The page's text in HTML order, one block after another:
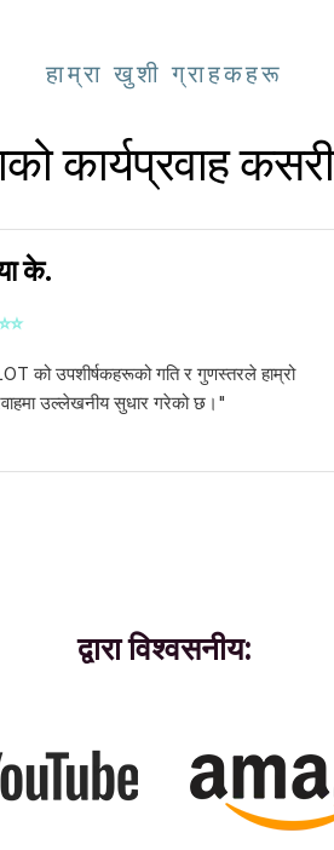
हाम्रा खुशी ग्राहकहरू
कार्यप्रवाह
के.
⭐
को उपशीर्षकहरूको गति र गुणस्तरले हाम्रो
उल्लेखनीय सुधार गरेको छ।"
द्वारा विश्वसनीय: